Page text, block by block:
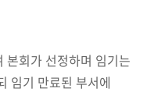
본회가 선정하며 임기는
임기 만료된 부서에